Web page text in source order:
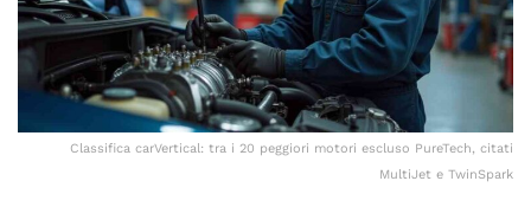
Classifica carVertical: tra i 20 peggiori motori escluso PureTech, citati
MultiJet e TwinSpark